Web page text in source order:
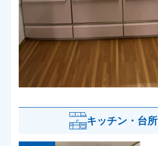
キッチン・台所